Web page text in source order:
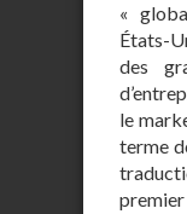
«
États-
des
le
terme